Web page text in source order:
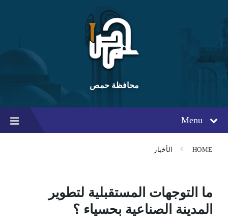
content
main
navigation
footer
محافظة حمص
Menu
HOME الأخبار
ما التوجهات المستقبلية لتطوير
المدينة الصناعية بحسياء ؟